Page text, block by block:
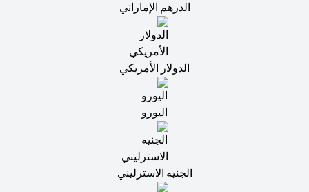
الدرهم الإماراتي
الدولار الأمريكي
اليورو
الجنيه الاسترليني